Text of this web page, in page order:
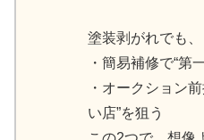
塗装剥がれでも、
・簡易補修で“第
・オークション
い店”を狙う